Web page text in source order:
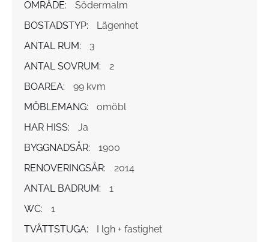
OMRÅDE:
Södermalm
BOSTADSTYP:
Lägenhet
ANTAL RUM:
3
ANTAL SOVRUM:
2
BOAREA:
99 kvm
MÖBLEMANG:
omöbl
HAR HISS:
Ja
BYGGNADSÅR:
1900
RENOVERINGSÅR:
2014
ANTAL BADRUM:
1
WC:
1
TVÄTTSTUGA:
I lgh + fastighet